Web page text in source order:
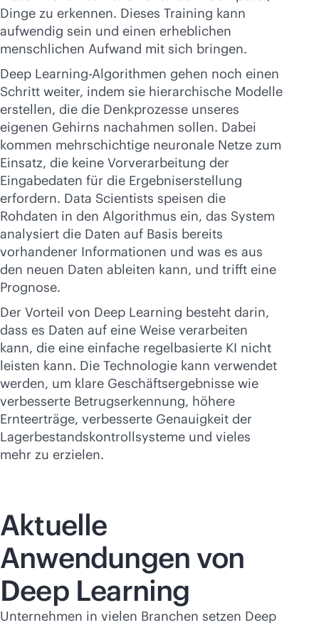
Dinge zu erkennen. Dieses Training kann
aufwendig sein und einen erheblichen
menschlichen Aufwand mit sich bringen.
Deep Learning-Algorithmen gehen noch einen
Schritt weiter, indem sie hierarchische Modelle
erstellen, die die Denkprozesse unseres
eigenen Gehirns nachahmen sollen. Dabei
kommen mehrschichtige neuronale Netze zum
Einsatz, die keine Vorverarbeitung der
Eingabedaten für die Ergebniserstellung
erfordern. Data Scientists speisen die
Rohdaten in den Algorithmus ein, das System
analysiert die Daten auf Basis bereits
vorhandener Informationen und was es aus
den neuen Daten ableiten kann, und trifft eine
Prognose.
Der Vorteil von Deep Learning besteht darin,
dass es Daten auf eine Weise verarbeiten
kann, die eine einfache regelbasierte KI nicht
leisten kann. Die Technologie kann verwendet
werden, um klare Geschäftsergebnisse wie
verbesserte Betrugserkennung, höhere
Ernteerträge, verbesserte Genauigkeit der
Lagerbestandskontrollsysteme und vieles
mehr zu erzielen.
Aktuelle
Anwendungen von
Deep Learning
Unternehmen in vielen Branchen setzen Deep